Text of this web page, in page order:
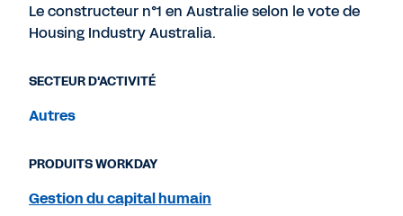
Le constructeur n°1 en Australie selon le vote de
Housing Industry Australia.
SECTEUR D'ACTIVITÉ
Autres
PRODUITS WORKDAY
Gestion du capital humain